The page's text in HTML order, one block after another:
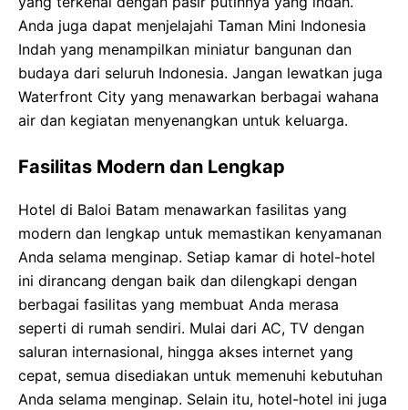
Anda juga dapat menjelajahi Taman Mini Indonesia
Indah yang menampilkan miniatur bangunan dan
budaya dari seluruh Indonesia. Jangan lewatkan juga
Waterfront City yang menawarkan berbagai wahana
air dan kegiatan menyenangkan untuk keluarga.
Fasilitas Modern dan Lengkap
Hotel di Baloi Batam menawarkan fasilitas yang
modern dan lengkap untuk memastikan kenyamanan
Anda selama menginap. Setiap kamar di hotel-hotel
ini dirancang dengan baik dan dilengkapi dengan
berbagai fasilitas yang membuat Anda merasa
seperti di rumah sendiri. Mulai dari AC, TV dengan
saluran internasional, hingga akses internet yang
cepat, semua disediakan untuk memenuhi kebutuhan
Anda selama menginap. Selain itu, hotel-hotel ini juga